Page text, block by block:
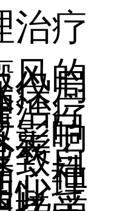
疗
的
仅局
症
治疗
。白
影响
表，
致自
、社
心理
此，